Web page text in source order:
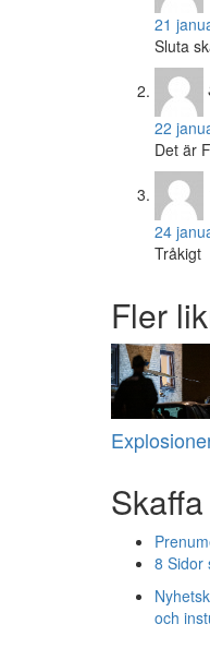
21
Sluta
22
Det är
24
Tråkigt
Fler
8 Sidor
och